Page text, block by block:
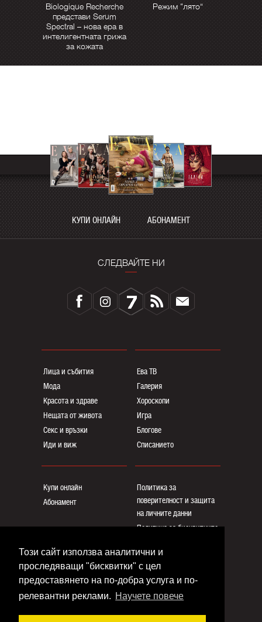
Този сайт използва аналитични и
проследяващи "бисквитки" с цел
предоставянето на по-добра услуга и по-
релевантни реклами. Научете повече
Biologique Recherche
представи Serum
Spectral – нова ера в
интелигентната грижа
за кожата
Режим "лято“
КУПИ ОНЛАЙН АБОНАМЕНТ
СЛЕДВАЙТЕ НИ
Лица и събития
Мода
Красота и здраве
Нещата от живота
Секс и връзки
Иди и виж
Ева ТВ
Галерия
Хороскопи
Игра
Блогoве
Списанието
Купи онлайн
Абонамент
Политика за
поверителност и защита
на личните данни
Политика за бисквитките
Общи условия
Контакти